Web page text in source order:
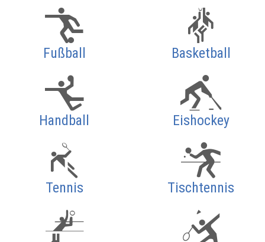
Fußball Basketball
Handball Eishockey
Tennis Tischtennis